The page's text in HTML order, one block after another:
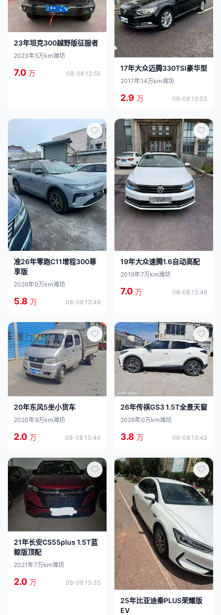
23年坦克300越野版征服者
2023年5万km潍坊
7.0 万 08-08 13:55
17年大众迈腾330TSI豪华型
2017年14万km潍坊
2.9 万 08-08 13:53
准26年零跑C11增程300尊
享版
2026年0万km潍坊
5.8 万 08-08 13:48
19年大众速腾1.6自动高配
2019年7万km潍坊
7.0 万 08-08 13:46
20年东风5坐小货车
2020年9万km潍坊
2.0 万 08-08 13:44
26年传祺GS3 1.5T全景天窗
2026年0万km潍坊
3.8 万 08-08 13:42
21年长安CS55plus 1.5T蓝
鲸版顶配
2021年7万km潍坊
2.0 万 08-08 13:35
25年比亚迪秦PLUS荣耀版
EV